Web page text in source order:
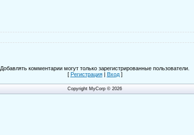
Добавлять комментарии могут только зарегистрированные пользователи.
[ Регистрация| Вход]
Copyright MyCorp © 2026